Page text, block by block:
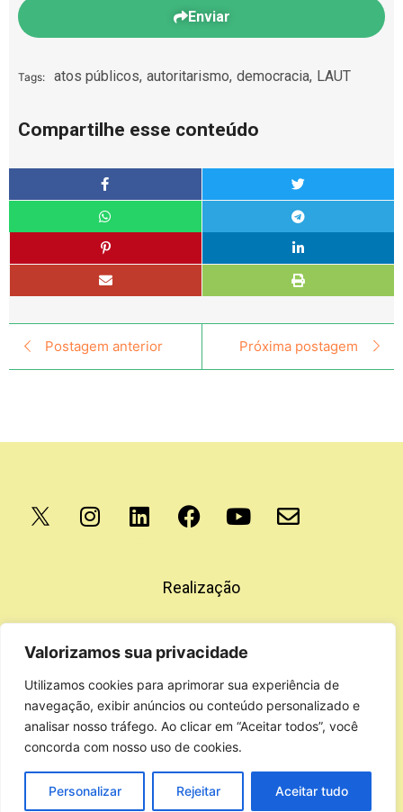
Valorizamos sua privacidade
Utilizamos cookies para aprimorar sua experiência de
navegação, exibir anúncios ou conteúdo personalizado e
analisar nosso tráfego. Ao clicar em “Aceitar todos”, você
concorda com nosso uso de cookies.
Personalizar Rejeitar Aceitar tudo
Enviar
Tags: atos públicos, autoritarismo, democracia, LAUT
Compartilhe esse conteúdo
Postagem anterior Próxima postagem
Realização